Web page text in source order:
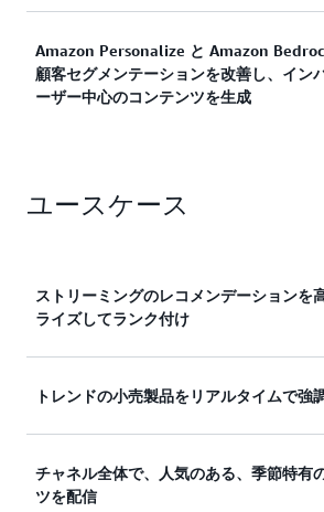
ポートします。
す。Amazon Personalize は AI を
ージドレコメンデーションサービ
でトレーニングされたカスタムモ
値実現までの時間を短縮し、高度に
やアプリケーションとどのように
リアルタイムで適応するレコメン
する高度なアルゴリズムを使用し
異なり、顧客の変化する行動に合わ
ーションを調整します。
Amazon Personalize と Amazon
顧客セグメンテーションを改善し、イン
ーザー中心のコンテンツを生成
を改善し、生成 AI を使用して、よ
Bedrock の生成 AI 基盤モデル (FM)
Personalize を組み合わせると、タ
ンドレコメンデーションを生成し
ユースケース
ストリーミングのレコメンデーションを
ライズしてランク付け
顧客が極めて強く視聴したいと考
トレンドの小売製品をリアルタイムで強
人気が急上昇している小売商品を
推奨します。
チャネル全体で、人気のある、季節特有
ツを配信